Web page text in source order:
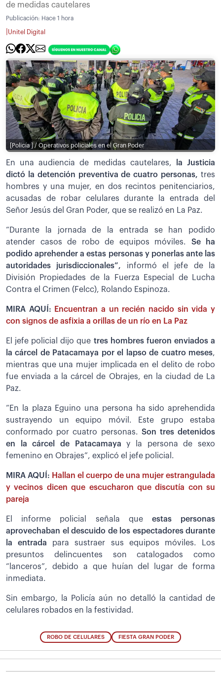
de medidas cautelares
Publicación: Hace 1 hora
Unitel Digital
[Policía ] / Operativos policiales en el Gran Poder
En una audiencia de medidas cautelares,
la Justicia
dictó la detención preventiva de cuatro personas, tres
hombres y una mujer, en dos recintos penitenciarios,
acusadas de robar celulares durante la entrada del
Señor Jesús del Gran Poder, que se realizó en La Paz.
“Durante la jornada de la entrada se han podido
atender casos de robo de equipos móviles.
Se ha
podido aprehender a estas personas y ponerlas ante las
autoridades jurisdiccionales”, informó el jefe de la
División Propiedades de la Fuerza Especial de Lucha
Contra el Crimen (Felcc), Rolando Espinoza.
MIRA AQUÍ:
Encuentran a un recién nacido sin vida y
con signos de asfixia a orillas de un río en La Paz
El jefe policial dijo que tres hombres fueron enviados a
la cárcel de Patacamaya por el lapso de cuatro meses,
mientras que una mujer implicada en el delito de robo
fue enviada a la cárcel de Obrajes, en la ciudad de La
Paz.
“En la plaza Eguino una persona ha sido aprehendida
sustrayendo un equipo móvil. Este grupo estaba
conformado por cuatro personas. Son tres detenidos
en la cárcel de Patacamayay la persona de sexo
femenino en Obrajes”, explicó el jefe policial.
MIRA AQUÍ: Hallan el cuerpo de una mujer estrangulada
y vecinos dicen que escucharon que discutía con su
pareja
El informe policial señala que estas personas
aprovechaban el descuido de los espectadores durante
la entrada para sustraer sus equipos móviles. Los
presuntos delincuentes son catalogados como
“lanceros”, debido a que huían del lugar de forma
inmediata.
Sin embargo, la Policía aún no detalló la cantidad de
celulares robados en la festividad.
ROBO DE CELULARES FIESTA GRAN PODER